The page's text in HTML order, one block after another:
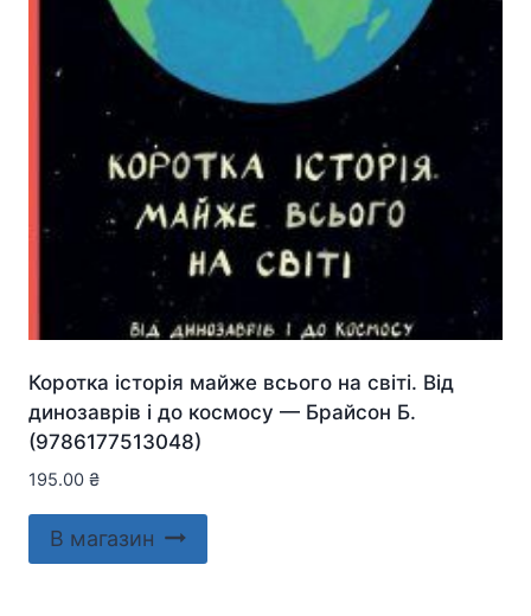
Коротка історія майже всього на світі. Від
динозаврів і до космосу — Брайсон Б.
(9786177513048)
195.00 ₴
В магазин